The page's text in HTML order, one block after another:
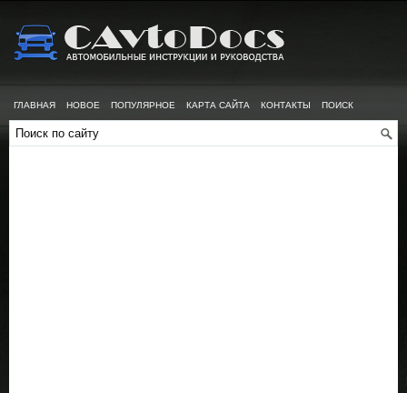
ГЛАВНАЯ НОВОЕ ПОПУЛЯРНОЕ КАРТА САЙТА КОНТАКТЫ ПОИСК